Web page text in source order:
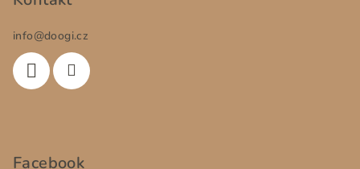
info@doogi.cz
Facebook